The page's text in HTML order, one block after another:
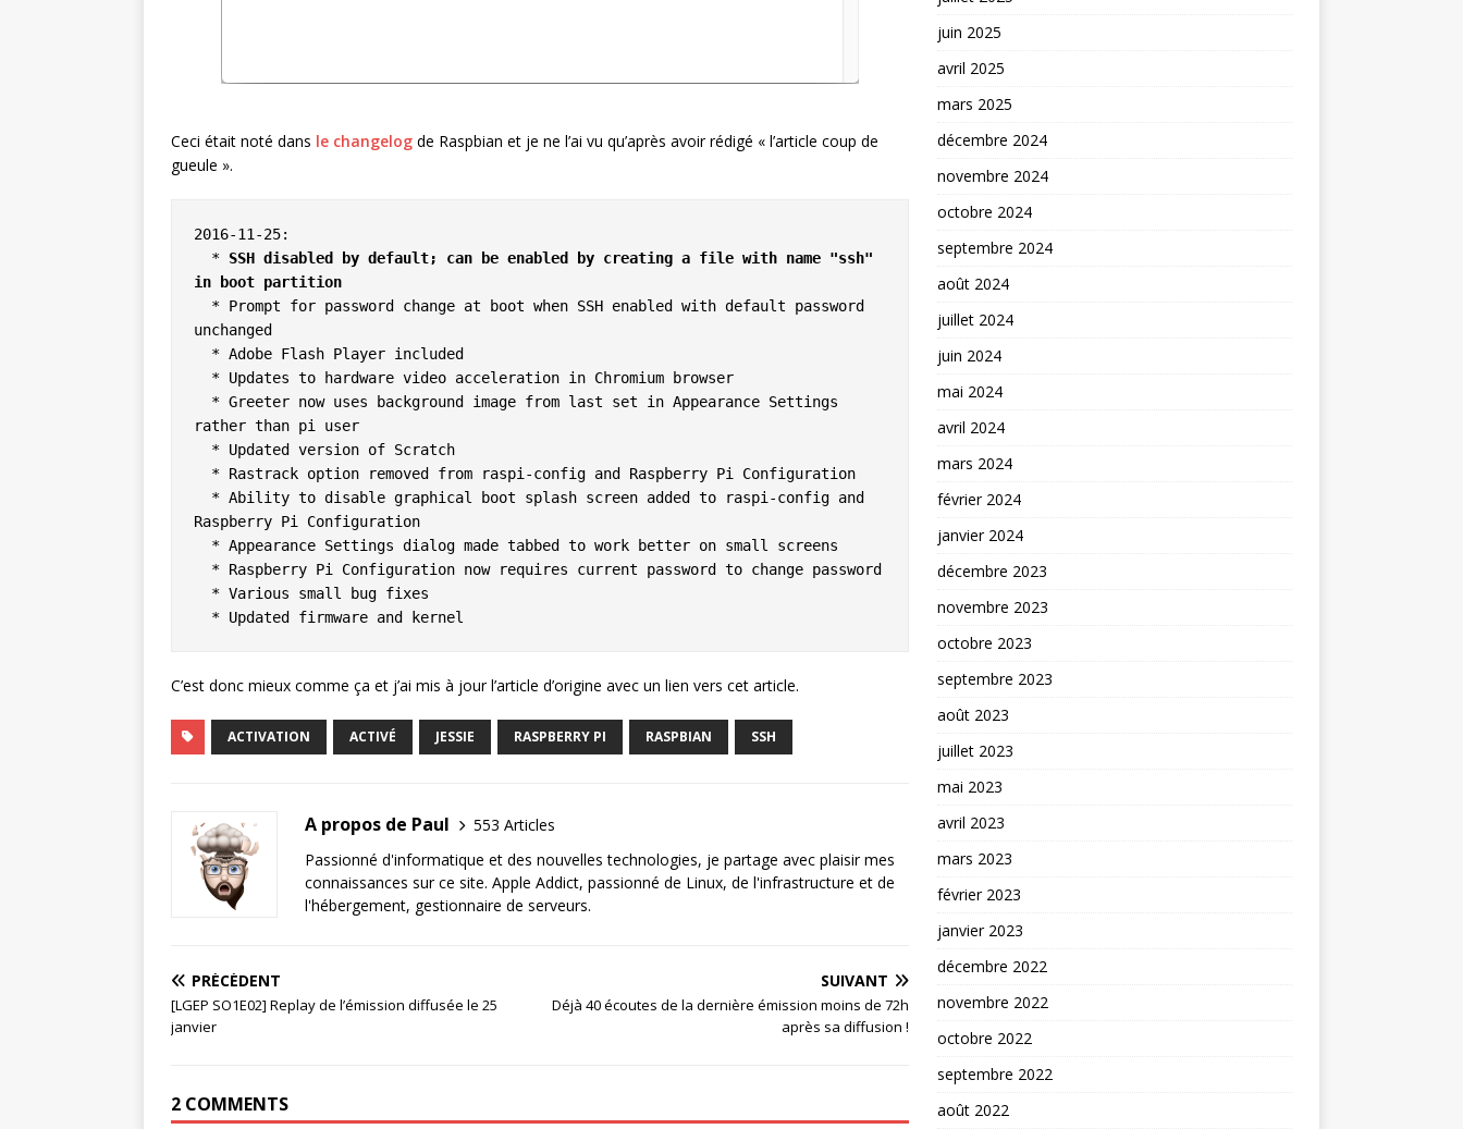
Ceci était noté dans le changelog de Raspbian et je ne l’ai vu qu’après avoir rédigé « l’article coup de
gueule ».
2016-11-25:
  *
SSH disabled by default; can be enabled by creating a file with name "ssh"
in boot partition
unchanged
rather than pi user
Raspberry Pi Configuration
  * Updated firmware and kernel
C’est donc mieux comme ça et j’ai mis à jour l’article d’origine avec un lien vers cet article.
ACTIVATION ACTIVÉ JESSIE RASPBERRY PI RASPBIAN SSH
A propos de Paul
553 Articles
Passionné d'informatique et des nouvelles technologies, je partage avec plaisir mes
connaissances sur ce site. Apple Addict, passionné de Linux, de l'infrastructure et de
l'hébergement, gestionnaire de serveurs.
PRÉCÉDENT
[LGEP SO1E02] Replay de l’émission diffusée le 25
janvier
SUIVANT
Déjà 40 écoutes de la dernière émission moins de 72h
après sa diffusion !
2 COMMENTS
juin 2025
avril 2025
mars 2025
décembre 2024
novembre 2024
octobre 2024
septembre 2024
août 2024
juillet 2024
juin 2024
mai 2024
avril 2024
mars 2024
février 2024
janvier 2024
décembre 2023
novembre 2023
octobre 2023
septembre 2023
août 2023
juillet 2023
mai 2023
avril 2023
mars 2023
février 2023
janvier 2023
décembre 2022
novembre 2022
octobre 2022
septembre 2022
août 2022